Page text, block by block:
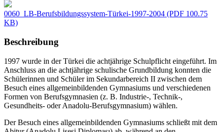
0060_LB-Berufsbildungssystem-Türkei-1997-2004 (PDF 100.75
KB)
Beschreibung
1997 wurde in der Türkei die achtjährige Schulpflicht eingeführt. Im
Anschluss an die achtjährige schulische Grundbildung konnten die
Schülerinnen und Schüler im Sekundarbereich II zwischen dem
Besuch eines allgemeinbildenden Gymnasiums und verschiedenen
Formen von Berufsgymnasien (z. B. Industrie-, Technik-,
Gesundheits- oder Anadolu-Berufsgymnasium) wählen.
Der Besuch eines allgemeinbildenden Gymnasiums schließt mit dem